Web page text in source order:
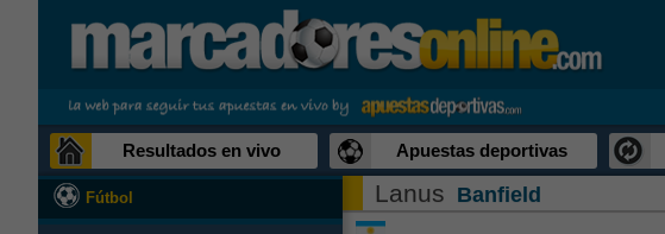
Resultados en vivo Apuestas deportivas
Fútbol Lanus Banfield